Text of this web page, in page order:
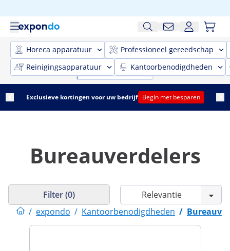
Horeca apparatuur
Professioneel gereedschap
Reinigingsapparatuur
Kantoorbenodigdheden
Exclusieve kortingen voor uw bedrijf Begin met besparen
Bureauverdelers
/ expondo / Kantoorbenodigdheden /
Filter (0)